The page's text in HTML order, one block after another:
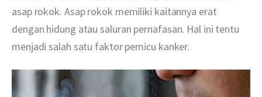
asap rokok. Asap rokok memiliki kaitannya erat
dengan hidung atau saluran pernafasan. Hal ini tentu
menjadi salah satu faktor pemicu kanker.